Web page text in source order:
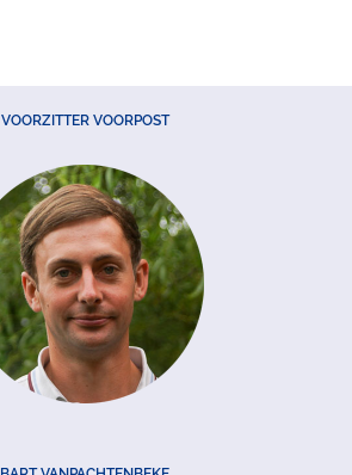
VOORZITTER VOORPOST